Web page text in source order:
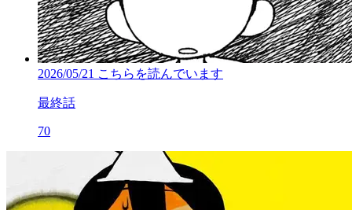
2026/05/21 こちらを読んでいます
最終話
70